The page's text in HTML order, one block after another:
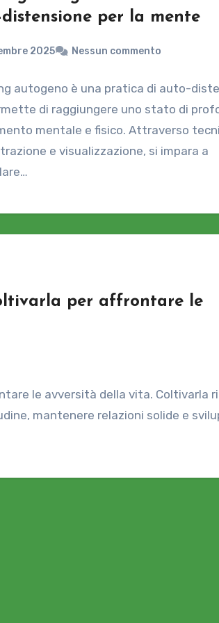
per la mente
2025 Nessun commento
autogeno è una pratica di auto-
di raggiungere uno stato di
mentale e fisico. Attraverso
e visualizzazione, si impara a
per affrontare le
le avversità della vita. Coltivarla
mantenere relazioni solide e